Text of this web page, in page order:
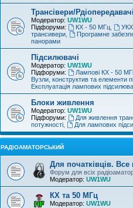
Трансівери/
Модератор: UW1WU
Підфоруми:
КХ - 50 МГц,
трансивери
Програмне
панорами
Підсилювачі
Модератор: UW1WU
Підфоруми:
Лампові КХ - 50
Вузли, конструктив та елементи
Експлуатація лампових
Блоки живлення
Модератор: UW1WU
Підфоруми:
Для живлення
потужності
Для лампових
РАДІОАМАТОРСЬКИЙ
Для початківців. Все
Форум для всіх
Модератор: UW1WU
КХ та 50 МГц
Модератор: UW1WU